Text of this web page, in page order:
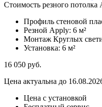
Стоимость резного потолка
Профиль стеновой
Резной Apply: 6 м²
Монтаж Круглых
Установка: 6 м²
16 050 руб.
Цена актуальна до
Цена с установкой